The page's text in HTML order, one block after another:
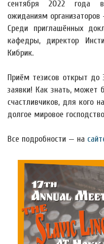
сентября 2022 года
ожиданиям
Среди приглашённых
кафедры, директор
Кибрик.
Приём тезисов открыт до
заявки! Как знать,
счастливчиков, для кого
долгое мировое
Все подробности — на